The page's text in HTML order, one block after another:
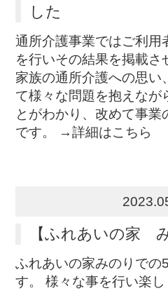
した
通所介護事業ではご利用
を行いその結果を掲載さ
家族の通所介護への思い
て様々な問題を抱えなが
とがわかり、改めて事業
です。 →詳細はこちら
【ふれあいの家
ふれあいの家みのりでの
す。 様々な事を行い楽